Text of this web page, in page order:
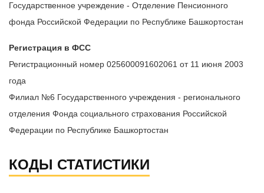
Государственное учреждение - Отделение Пенсионного
фонда Российской Федерации по Республике Башкортостан
Регистрация в ФСС
Регистрационный номер 025600091602061 от 11 июня 2003
года
Филиал №6 Государственного учреждения - регионального
отделения Фонда социального страхования Российской
Федерации по Республике Башкортостан
КОДЫ СТАТИСТИКИ